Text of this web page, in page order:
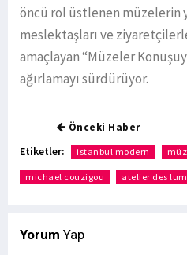
öncü rol üstlenen müzelerin
meslektaşları ve
amaçlayan “Müzeler
ağırlamayı sürdürüyor.
Önceki Haber
Etiketler: istanbul modern
michael couzigou atelier des
Yorum Yap